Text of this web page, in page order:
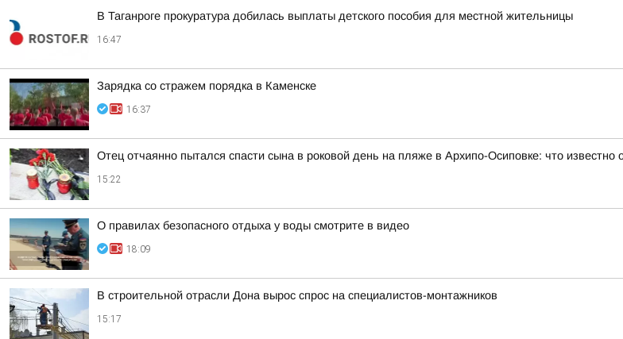
В Таганроге прокуратура добилась выплаты детского пособия для местной жительницы
16:47
Зарядка со стражем порядка в Каменске
16:37
Отец отчаянно пытался спасти сына в роковой день на пляже в Архипо-Осиповке: что
15:22
О правилах безопасного отдыха у воды смотрите в видео
18:09
В строительной отрасли Дона вырос спрос на специалистов-монтажников
15:17